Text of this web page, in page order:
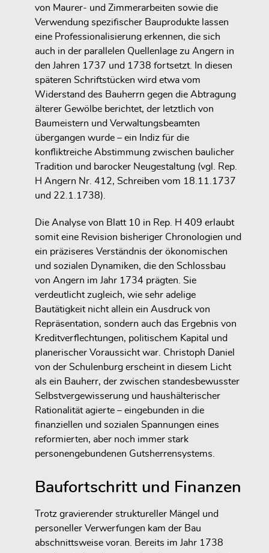
von Maurer- und Zimmerarbeiten sowie die
Verwendung spezifischer Bauprodukte lassen
eine Professionalisierung erkennen, die sich
auch in der parallelen Quellenlage zu Angern in
den Jahren 1737 und 1738 fortsetzt. In diesen
späteren Schriftstücken wird etwa vom
Widerstand des Bauherrn gegen die Abtragung
älterer Gewölbe berichtet, der letztlich von
Baumeistern und Verwaltungsbeamten
übergangen wurde – ein Indiz für die
konfliktreiche Abstimmung zwischen baulicher
Tradition und barocker Neugestaltung (vgl. Rep.
H Angern Nr. 412, Schreiben vom 18.11.1737
und 22.1.1738).
Die Analyse von Blatt 10 in Rep. H 409 erlaubt
somit eine Revision bisheriger Chronologien und
ein präziseres Verständnis der ökonomischen
und sozialen Dynamiken, die den Schlossbau
von Angern im Jahr 1734 prägten. Sie
verdeutlicht zugleich, wie sehr adelige
Bautätigkeit nicht allein ein Ausdruck von
Repräsentation, sondern auch das Ergebnis von
Kreditverflechtungen, politischem Kapital und
planerischer Voraussicht war. Christoph Daniel
von der Schulenburg erscheint in diesem Licht
als ein Bauherr, der zwischen standesbewusster
Selbstvergewisserung und haushälterischer
Rationalität agierte – eingebunden in die
finanziellen und sozialen Spannungen eines
reformierten, aber noch immer stark
personengebundenen Gutsherrensystems.
Baufortschritt und Finanzen
Trotz gravierender struktureller Mängel und
personeller Verwerfungen kam der Bau
abschnittsweise voran. Bereits im Jahr 1738